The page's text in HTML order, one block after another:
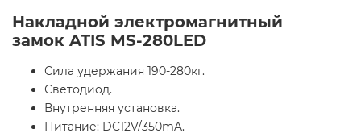
Накладной электромагнитный
замок ATIS MS-280LED
Сила удержания 190-280кг.
Светодиод.
Внутренняя установка.
Питание: DC12V/350mA.